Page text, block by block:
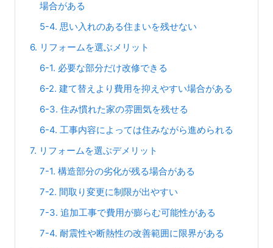
場合がある
5-4. 思い入れのある住まいを残せない
6. リフォームを選ぶメリット
6-1. 必要な部分だけ改修できる
6-2. 建て替えより費用を抑えやすい場合がある
6-3. 住み慣れた家の雰囲気を残せる
6-4. 工事内容によっては住みながら進められる
7. リフォームを選ぶデメリット
7-1. 構造部分の劣化が残る場合がある
7-2. 間取り変更に制限が出やすい
7-3. 追加工事で費用が膨らむ可能性がある
7-4. 耐震性や断熱性の改善範囲に限界がある